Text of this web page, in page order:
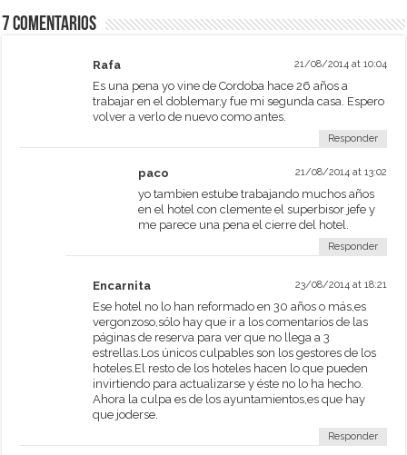
7 comentarios
Rafa 21/08/2014 at 10:04
Es una pena yo vine de Cordoba hace 26 años a
trabajar en el doblemar,y fue mi segunda casa. Espero
volver a verlo de nuevo como antes.
Responder
paco 21/08/2014 at 13:02
yo tambien estube trabajando muchos años
en el hotel con clemente el superbisor jefe y
me parece una pena el cierre del hotel.
Responder
Encarnita 23/08/2014 at 18:21
Ese hotel no lo han reformado en 30 años o más,es
vergonzoso,sólo hay que ir a los comentarios de las
páginas de reserva para ver que no llega a 3
estrellas.Los únicos culpables son los gestores de los
hoteles.El resto de los hoteles hacen lo que pueden
invirtiendo para actualizarse y éste no lo ha hecho.
Ahora la culpa es de los ayuntamientos,es que hay
que joderse.
Responder